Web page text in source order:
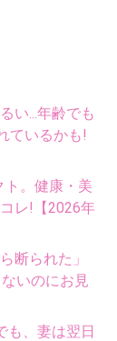
い...年齢でも
ているかも!
。健康・美
レ!【2026年
断られた」
いのにお見
も、妻は翌日